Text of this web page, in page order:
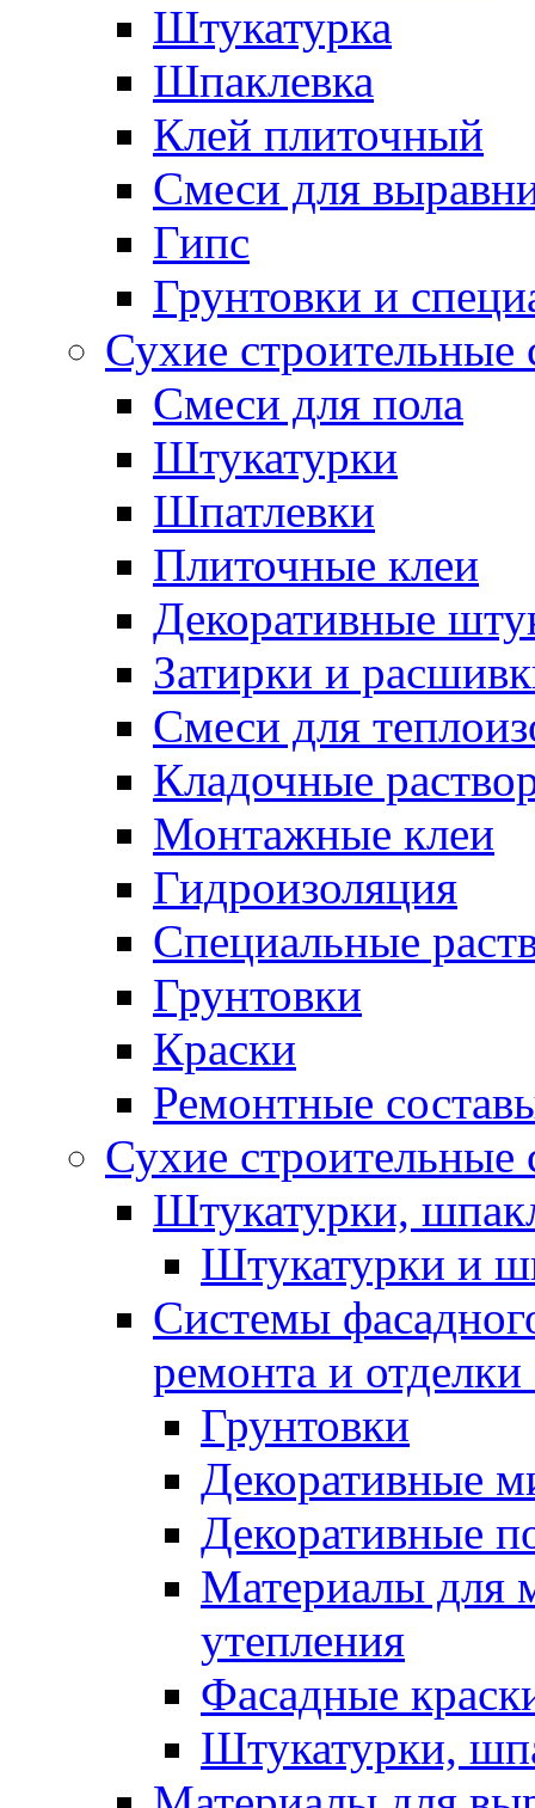
Штукатурка
Шпаклевка
Клей плиточный
Смеси для
Гипс
Грунтовки и
Сухие
Смеси для пола
Штукатурки
Шпатлевки
Плиточные клеи
Декоративные
Затирки и
Смеси для
Кладочные
Монтажные клеи
Гидроизоляция
Специальные
Грунтовки
Краски
Ремонтные
Сухие
Штукатурки,
Штукатурки и
Системы
ремонта и отделки
Грунтовки
Декоративные
Декоративные
Материалы для
утепления
Фасадные
Штукатурки,